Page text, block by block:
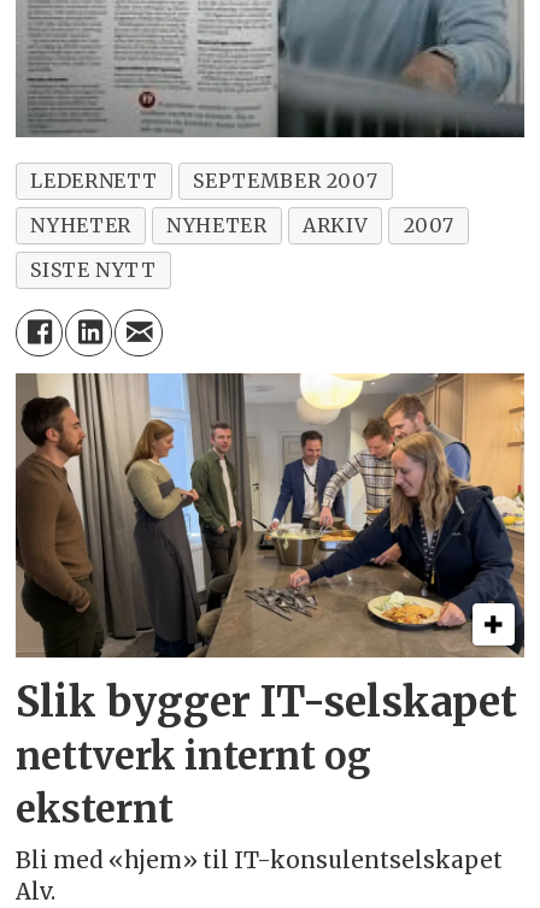
LEDERNETT
SEPTEMBER 2007
NYHETER
NYHETER ARKIV
2007
SISTE NYTT
Slik bygger IT-selskapet
nettverk internt og
eksternt
Bli med «hjem» til IT-konsulentselskapet
Alv.